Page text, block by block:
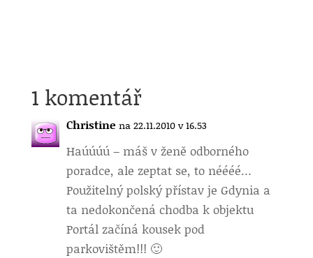
1 komentář
Christine na 22.11.2010 v 16.53
Haúúúú – máš v ženě odborného
poradce, ale zeptat se, to néééé…
Použitelný polský přístav je Gdynia a
ta nedokončená chodba k objektu
Portál začíná kousek pod
parkovištěm!!! 🙂